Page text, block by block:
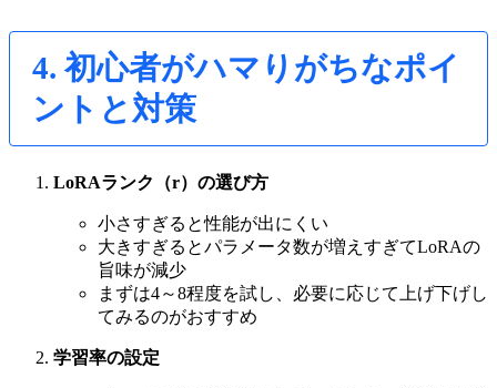
4. 初心者がハマりがちなポイ
ントと対策
LoRAランク（r）の選び方
小さすぎると性能が出にくい
大きすぎるとパラメータ数が増えすぎてLoRAの
旨味が減少
まずは4～8程度を試し、必要に応じて上げ下げし
てみるのがおすすめ
学習率の設定